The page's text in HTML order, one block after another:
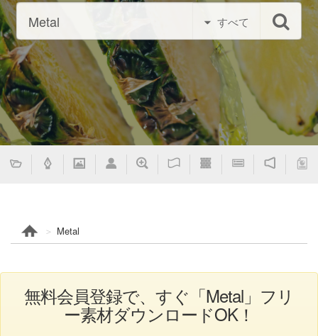
すべて
Metal
無料会員登録で、すぐ「Metal」フリ
ー素材ダウンロードOK！